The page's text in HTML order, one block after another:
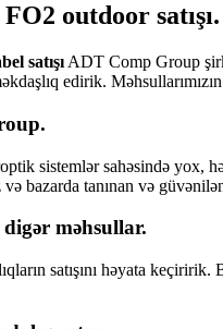
outdoor satışı.
satışı ADT Comp Group
edirik.
sistemlər sahəsində yox,
bazarda tanınan və
digər məhsullar.
satışını həyata